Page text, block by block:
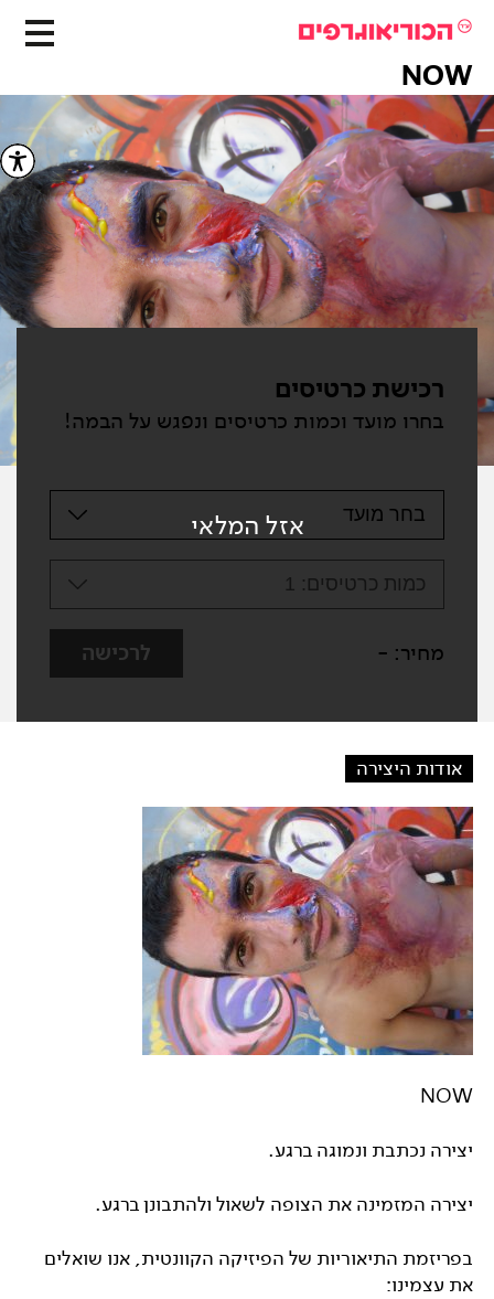
NOW
אזל המלאי
רכישת כרטיסים
בחרו מועד וכמות כרטיסים ונפגש על הבמה!
בחר מועד
כמות כרטיסים: 1
מחיר: - לרכישה
אודות היצירה
NOW
יצירה נכתבת ונמוגה ברגע.
יצירה המזמינה את הצופה לשאול ולהתבונן ברגע.
בפריזמת התיאוריות של הפיזיקה הקוונטית, אנו שואלים
את עצמינו: